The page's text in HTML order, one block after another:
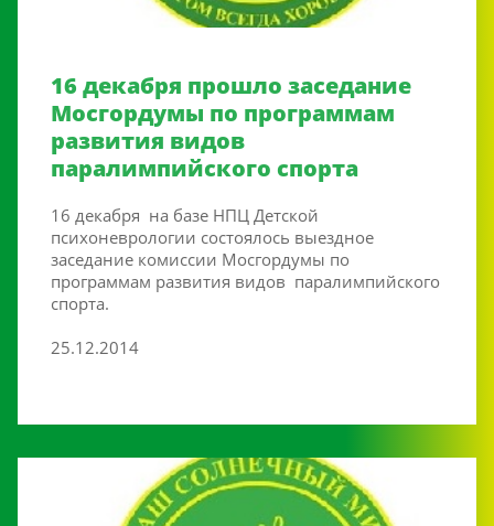
16 декабря прошло заседание
Мосгордумы по программам
развития видов
паралимпийского спорта
16 декабря на базе НПЦ Детской
психоневрологии состоялось выездное
заседание комиссии Мосгордумы по
программам развития видов паралимпийского
спорта.
25.12.2014